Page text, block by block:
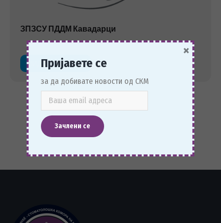
ЗПЗСУ ПДДМ Кавадарци
ВИДИ ПОВЕЌЕ
Пријавете се
за да добивате новости од СКМ
×